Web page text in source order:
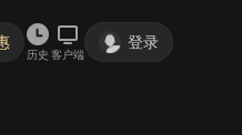
历史 客户端
登录